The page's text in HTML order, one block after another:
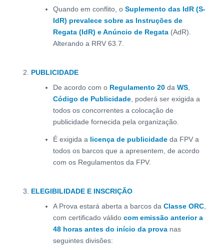
Quando em conflito, o Suplemento das IdR (S-
IdR) prevalece sobre as Instruções de
Regata (IdR) e Anúncio de Regata(AdR).
Alterando a RRV 63.7.
PUBLICIDADE
De acordo com o Regulamento 20da WS,
Código de Publicidade, poderá ser exigida a
todos os concorrentes a colocação de
publicidade fornecida pela organização.
É exigida a licença de publicidadeda FPV a
todos os barcos que a apresentem, de acordo
com os Regulamentos da FPV.
ELEGIBILIDADE E INSCRIÇÃO
A Prova estará aberta a barcos da Classe ORC,
com certificado válido com emissão anterior a
48 horas antes do início da provanas
seguintes divisões: